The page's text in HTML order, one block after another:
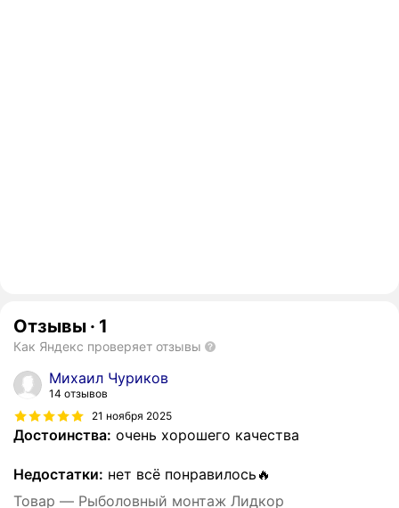
Отзывы · 1
Как Яндекс проверяет отзывы
Михаил Чуриков
14 отзывов
21 ноября 2025
Достоинства: очень хорошего качества
Недостатки: нет всë понравилось🔥
Товар — Рыболовный монтаж Лидкор